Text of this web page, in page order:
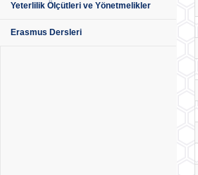
Yeterlilik Ölçütleri ve Yönetmelikler
Erasmus Dersleri